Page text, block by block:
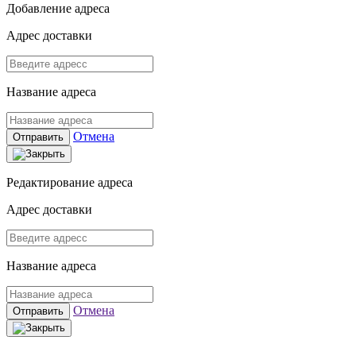
Добавление адреса
Адрес доставки
Название адреса
Отправить Отмена
Редактирование адреса
Адрес доставки
Название адреса
Отправить Отмена